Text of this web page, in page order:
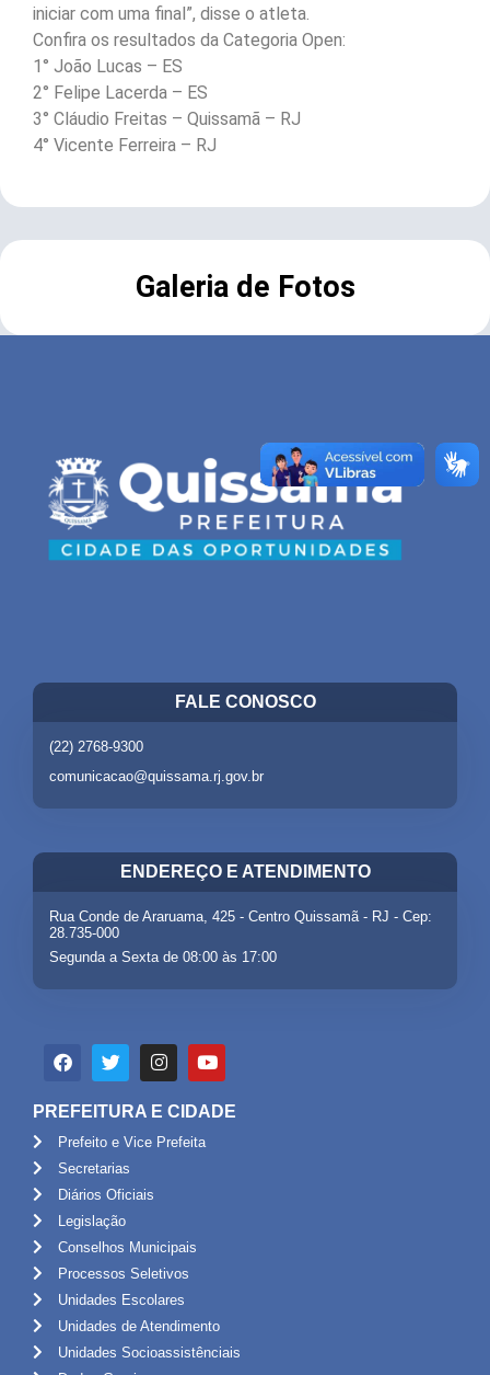
iniciar com uma final”, disse o atleta.
Confira os resultados da Categoria Open:
1° João Lucas – ES
2° Felipe Lacerda – ES
3° Cláudio Freitas – Quissamã – RJ
4° Vicente Ferreira – RJ
Galeria de Fotos
FALE CONOSCO
(22) 2768-9300
comunicacao@quissama.rj.gov.br
ENDEREÇO E ATENDIMENTO
Rua Conde de Araruama, 425 - Centro Quissamã - RJ - Cep:
28.735-000
Segunda a Sexta de 08:00 às 17:00
PREFEITURA E CIDADE
Prefeito e Vice Prefeita
Secretarias
Diários Oficiais
Legislação
Conselhos Municipais
Processos Seletivos
Unidades Escolares
Unidades de Atendimento
Unidades Socioassistênciais